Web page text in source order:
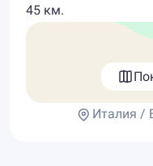
45 км.
Италия /